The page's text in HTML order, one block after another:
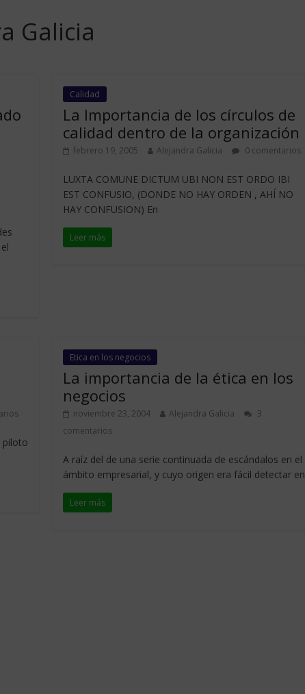
Galicia
Calidad
La Importancia de los círculos de
calidad dentro de la organización
febrero 19, 2005 Alejandra Galicia 0 comentarios
LUXTA COMUNE DICTUM UBI NON EST ORDO IBI
EST CONFUSIO, (DONDE NO HAY ORDEN , AHÍ NO
HAY CONFUSION) En
Leer más
piloto
Etica en los negocios
La importancia de la ética en los
negocios
noviembre 23, 2004 Alejandra Galicia
3
comentarios
A raíz del de una serie continuada de escándalos en el
ámbito empresarial, y cuyo origen era fácil detectar en
Leer más